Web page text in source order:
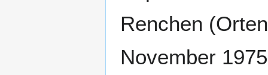
Renchen
November